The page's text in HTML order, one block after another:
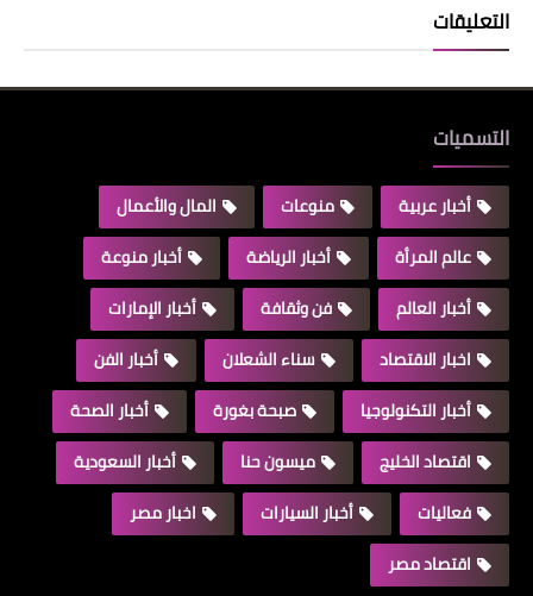
التعليقات
التسميات
أخبار عربية منوعات
المال والأعمال
عالم المرأة
أخبار الرياضة
أخبار منوعة
أخبار العالم
فن وثقافة
أخبار الإمارات
اخبار الاقتصاد
سناء الشعلان
أخبار الفن
أخبار التكنولوجيا
صبحة بغورة
أخبار الصحة
اقتصاد الخليج
ميسون حنا
أخبار السعودية
فعاليات
أخبار السيارات
اخبار مصر
اقتصاد مصر